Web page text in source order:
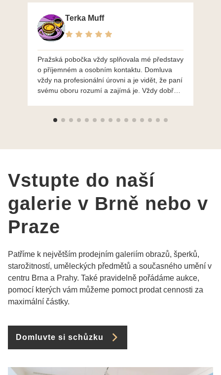
Terka Muff
Pražská pobočka vždy splňovala mé představy
o příjemném a osobním kontaktu. Domluva
vždy na profesionální úrovni a je vidět, že paní
svému oboru rozumí a zajímá je. Vždy dobře a
výběru, jak už bylo napsáno - na požádání
Vstupte do naší
galerie v Brně nebo v
Praze
Patříme k největším prodejním galeriím obrazů, šperků,
starožitností, uměleckých předmětů a současného umění v
centru Brna a Prahy. Také pravidelně pořádáme aukce,
pomocí kterých vám můžeme pomoct prodat cennosti za
maximální částky.
Domluvte si schůzku